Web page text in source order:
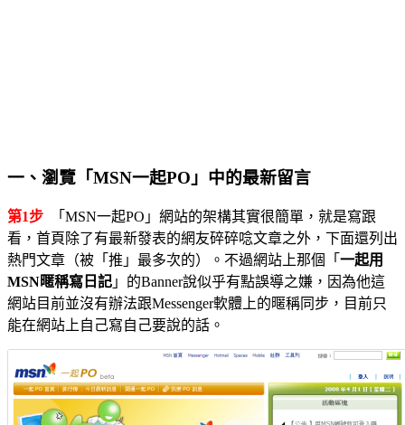
一、瀏覽「MSN一起PO」中的最新留言
第1步 「MSN一起PO」網站的架構其實很簡單，就是寫跟
看，首頁除了有最新發表的網友碎碎唸文章之外，下面還列出
熱門文章（被「推」最多次的）。不過網站上那個「 一起用
MSN暱稱寫日記 」的Banner說似乎有點誤導之嫌，因為他這
網站目前並沒有辦法跟Messenger軟體上的暱稱同步，目前只
能在網站上自己寫自己要說的話。